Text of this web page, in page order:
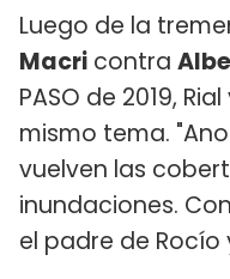
Luego de la
Macri contra
PASO de 2019,
mismo tema.
vuelven las
inundaciones.
el padre de Rocío